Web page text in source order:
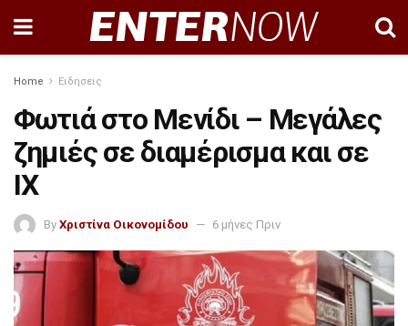
Home Ειδησεις
Φωτιά στο Μενίδι – Μεγάλες
ζημιές σε διαμέρισμα και σε
ΙΧ
By Χριστίνα Οικονομίδου 6 μήνες Πριν